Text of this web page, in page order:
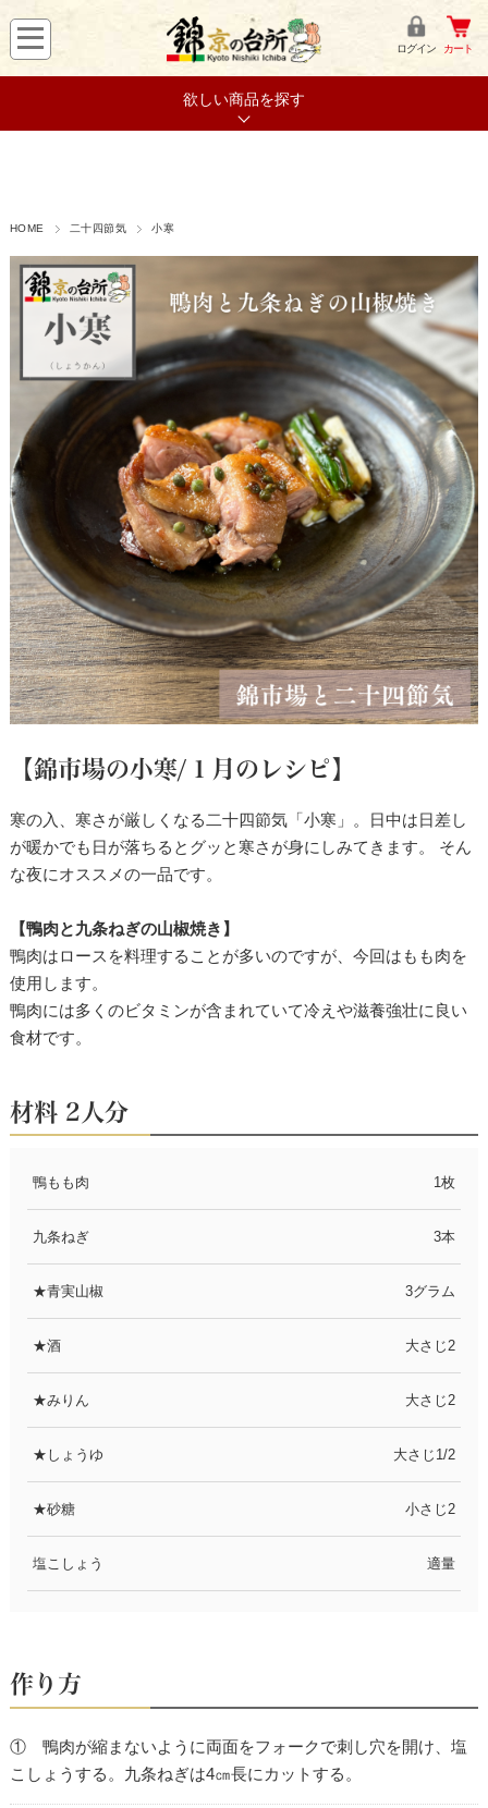
ログイン カート
欲しい商品を探す
HOME 二十四節気 小寒
【錦市場の小寒/１月のレシピ】
寒の入、寒さが厳しくなる二十四節気「小寒」。日中は日差し
が暖かでも日が落ちるとグッと寒さが身にしみてきます。 そん
な夜にオススメの一品です。
【鴨肉と九条ねぎの山椒焼き】
鴨肉はロースを料理することが多いのですが、今回はもも肉を
使用します。
鴨肉には多くのビタミンが含まれていて冷えや滋養強壮に良い
食材です。
材料 2人分
鴨もも肉 1枚
九条ねぎ 3本
★青実山椒 3グラム
★酒 大さじ2
★みりん 大さじ2
★しょうゆ 大さじ1/2
★砂糖 小さじ2
塩こしょう 適量
作り方
① 鴨肉が縮まないように両面をフォークで刺し穴を開け、塩
こしょうする。九条ねぎは4㎝長にカットする。